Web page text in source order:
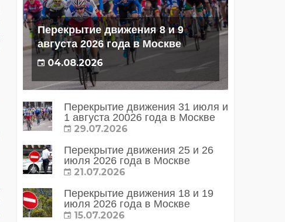
Перекрытие движения 8 и 9
августа 2026 года в Москве
04.08.2026
Перекрытие движения 31 июля и
1 августа 20026 года в Москве
29.07.2026
Перекрытие движения 25 и 26
июля 2026 года в Москве
21.07.2026
Перекрытие движения 18 и 19
июля 2026 года в Москве
15.07.2026